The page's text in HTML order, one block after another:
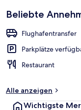
Beliebte
Flughafentransfer
Parkplätze
Restaurant
Alle anzeigen
Wichtigste